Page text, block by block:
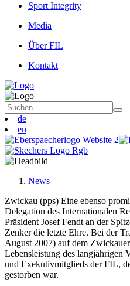
Sport Integrity
Media
Über FIL
Kontakt
de
en
News
Zwickau (pps) Eine ebenso
Delegation des Internationalen
Präsident Josef Fendt an der
Zenker die letzte Ehre. Bei der
August 2007) auf dem
Lebensleistung des langjährigen
und Exekutivmitglieds der FIL,
gestorben war.